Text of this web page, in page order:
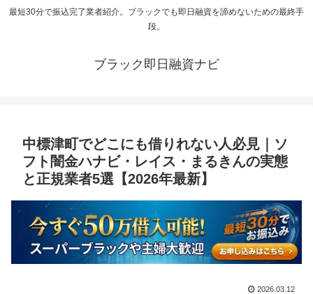
最短30分で振込完了業者紹介。ブラックでも即日融資を諦めないための最終手
段。
ブラック即日融資ナビ
中標津町でどこにも借りれない人必見｜ソ
フト闇金ハナビ・レイス・まるきんの実態
と正規業者5選【2026年最新】
2026.03.12